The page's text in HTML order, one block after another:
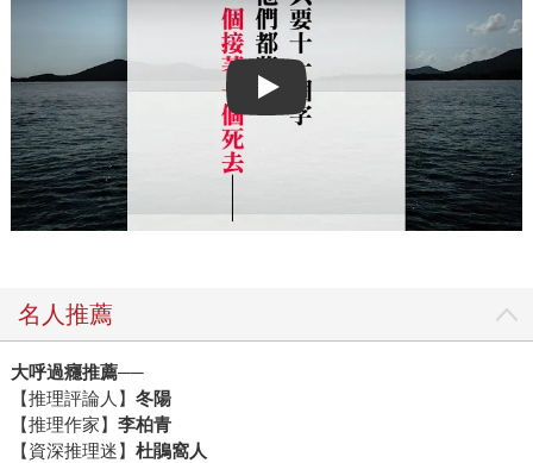
Play video
名人推薦
大呼過癮推薦──
【推理評論人】 冬陽
【推理作家】 李柏青
【資深推理迷】 杜鵑窩人